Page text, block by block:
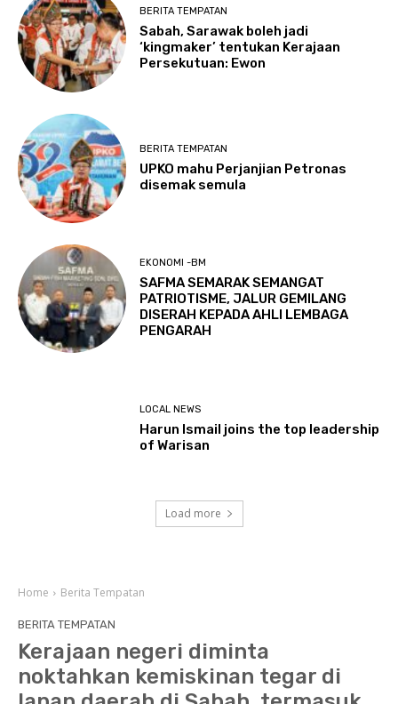
BERITA TEMPATAN
Sabah, Sarawak boleh jadi
‘kingmaker’ tentukan Kerajaan
Persekutuan: Ewon
BERITA TEMPATAN
UPKO mahu Perjanjian Petronas
disemak semula
EKONOMI -BM
SAFMA SEMARAK SEMANGAT
PATRIOTISME, JALUR GEMILANG
DISERAH KEPADA AHLI LEMBAGA
PENGARAH
LOCAL NEWS
Harun Ismail joins the top leadership
of Warisan
Load more